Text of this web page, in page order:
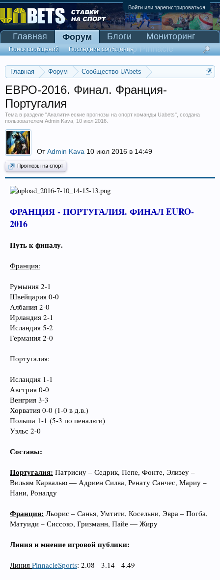
Войти или зарегистрироваться
Главная Форум
Сообщество UAbets
ЕВРО-2016. Финал. Франция-
Португалия
Тема в разделе "Аналитические прогнозы на спорт команды Uabets", создана
пользователем Admin Kava 10 июл 2016
От Admin Kava 10 июл 2016 в 14:49
Прогнозы на спорт
ФРАНЦИЯ - ПОРТУГАЛИЯ. ФИНАЛ EURO-
2016
Путь к финалу.
Франция:
Румыния 2-1
Швейцария 0-0
Албания 2-0
Ирландия 2-1
Исландия 5-2
Германия 2-0
Португалия:
Исландия 1-1
Австрия 0-0
Венгрия 3-3
Хорватия 0-0 (1-0 в д.в.)
Польша 1-1 (5-3 по пенальти)
Уэльс 2-0
Составы:
Португалия: Патрисиу – Седрик, Пепе, Фонте, Элизеу –
Вильям Карвалью — Адриен Силва, Ренату Санчес, Мариу –
Нани, Роналду
Франция: Льорис – Санья, Умтити, Косельни, Эвра – Погба,
Матуиди – Сиссоко, Гризманн, Пайе — Жиру
Линия и мнение игровой публики:
Линия PinnacleSports: 2.08 - 3.14 - 4.49
Главная Форум
Поиск сообщений Последние сообщения
Блоги
Мониторинг
Сканер Pinnacle